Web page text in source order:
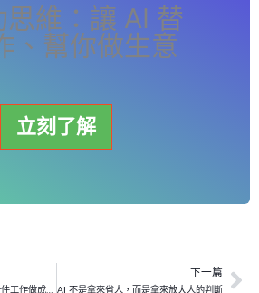
思維：讓 AI 替
、幫你做生意
立刻了解
下一篇
AI 不是拿來省人，而是拿來放大人的判斷下